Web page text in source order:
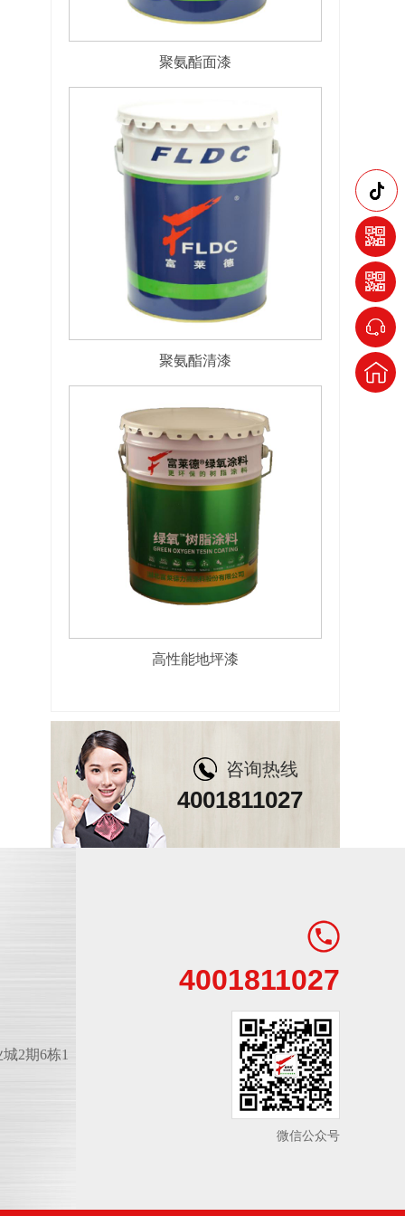
聚氨酯面漆
聚氨酯清漆
高性能地坪漆
咨询热线
4001811027
2期6栋1
4001811027
微信公众号